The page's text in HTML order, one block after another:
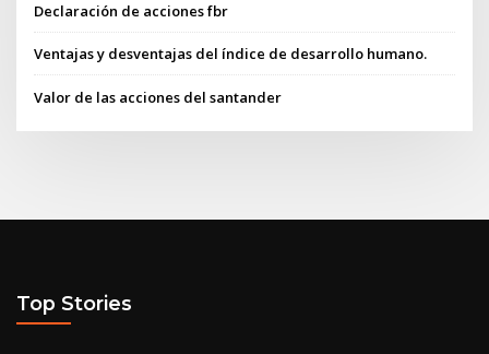
Declaración de acciones fbr
Ventajas y desventajas del índice de desarrollo humano.
Valor de las acciones del santander
Top Stories